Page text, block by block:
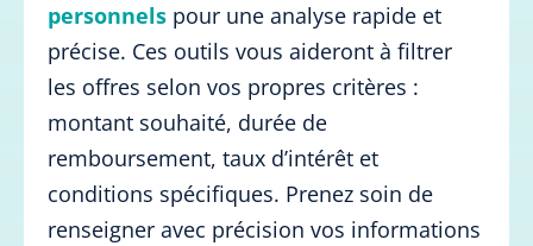
personnels pour une analyse rapide et
précise. Ces outils vous aideront à filtrer
les offres selon vos propres critères :
montant souhaité, durée de
remboursement, taux d’intérêt et
conditions spécifiques. Prenez soin de
renseigner avec précision vos informations